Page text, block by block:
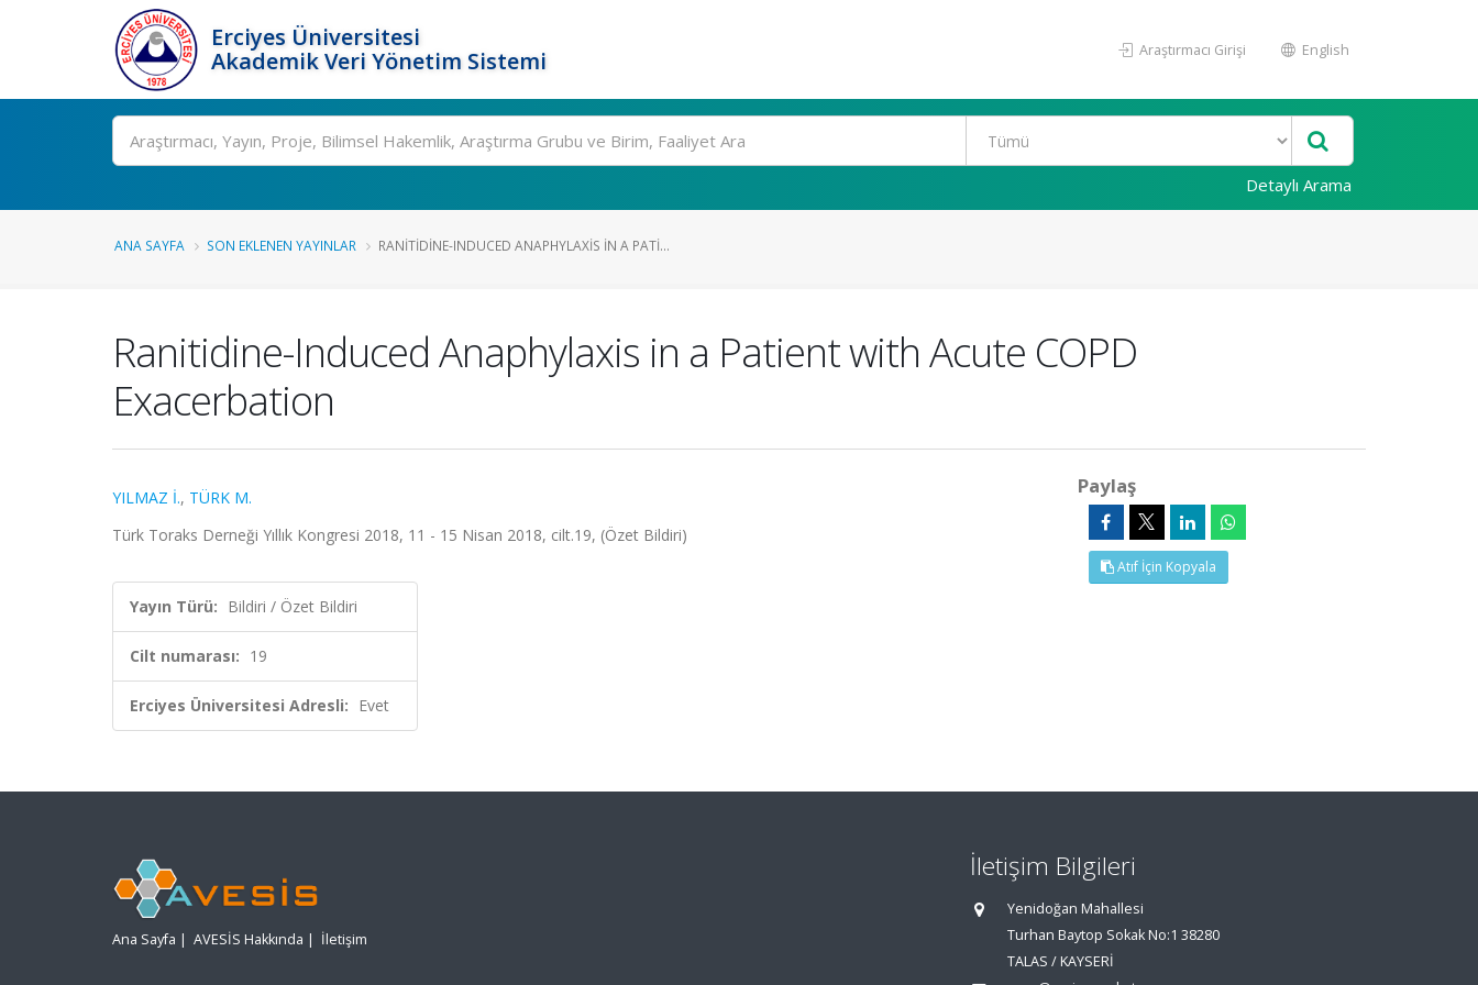
Erciyes Üniversitesi
Akademik Veri Yönetim Sistemi
Araştırmacı Girişi English
Ara
Detaylı Arama
ANA SAYFA SON EKLENEN YAYINLAR RANITIDINE-INDUCED ANAPHYLAXIS IN A PATI...
Ranitidine-Induced Anaphylaxis in a Patient with Acute COPD
Exacerbation
YILMAZ İ., TÜRK M.
Türk Toraks Derneği Yıllık Kongresi 2018, 11 - 15 Nisan 2018, cilt.19, (Özet Bildiri)
Yayın Türü: Bildiri / Özet Bildiri
Cilt numarası: 19
Erciyes Üniversitesi Adresli: Evet
Paylaş
Atıf İçin Kopyala
Ana Sayfa | AVESİS Hakkında | İletişim
İletişim Bilgileri
Yenidoğan Mahallesi
Turhan Baytop Sokak No:1 38280
TALAS / KAYSERİ